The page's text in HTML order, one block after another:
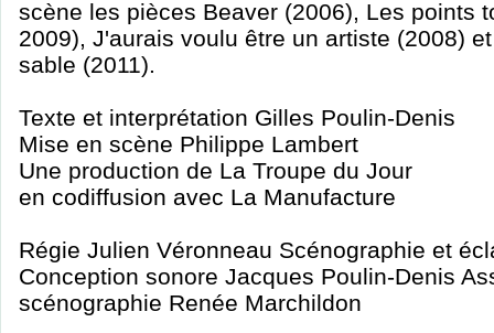
scène les pièces Beaver (2006), Les points
2009), J'aurais voulu être un artiste (2008)
sable (2011).
Texte et interprétation Gilles Poulin-Denis
Mise en scène Philippe Lambert
Une production de La Troupe du Jour
en codiffusion avec La Manufacture
Régie Julien Véronneau Scénographie et
Conception sonore Jacques Poulin-Denis
scénographie Renée Marchildon